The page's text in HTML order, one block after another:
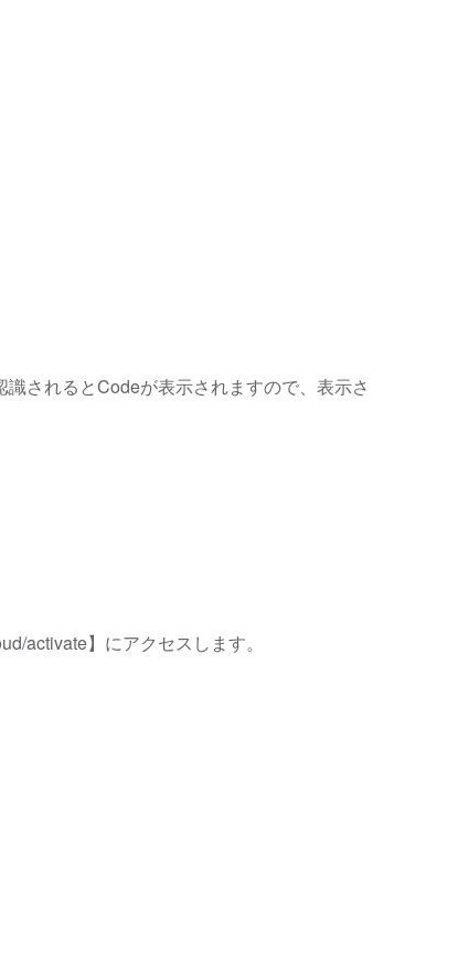
されるとCodeが表示されますので、表示さ
activate】にアクセスします。